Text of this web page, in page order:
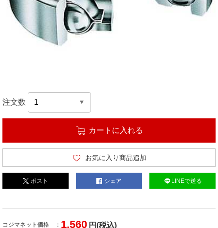
注文数
カートに入れる
お気に入り商品追加
ポスト シェア LINEで送る
コジマネット価格 1,560 円(税込)